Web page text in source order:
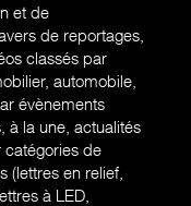
et de
de reportages,
classés par
automobile,
évènements
à la une, actualités
catégories de
(lettres en relief,
à LED,